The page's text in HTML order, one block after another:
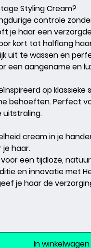
Styling Cream?
controle
je haar een
kort tot halflang
uit te wassen en
een aangename en
op
behoeften. Perfect
uitstraling.
cream in je
je haar.
een tijdloze,
en innovatie met
je haar de
In winkelwagen